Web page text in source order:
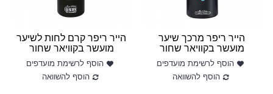
הייר ריפר מרכך שיער
מועשר בקוויאר שחור
הוסף לרשימת מועדפים
הוסף להשוואה
הייר ריפר קרם לחות לשיער
מועשר בקוויאר שחור
הוסף לרשימת מועדפים
הוסף להשוואה